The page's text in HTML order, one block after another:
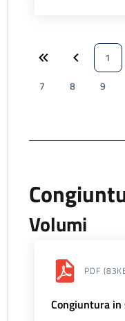
1
7
8 9
Volumi
PDF
Congiuntura